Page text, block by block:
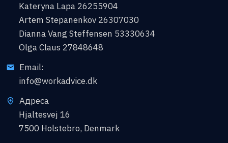
Kateryna Lapa 26255904
Artem Stepanenkov 26307030
Dianna Vang Steffensen 53330634
Olga Claus 27848648
Email:
info@workadvice.dk
Адреса
Hjaltesvej 16
7500 Holstebro, Denmark